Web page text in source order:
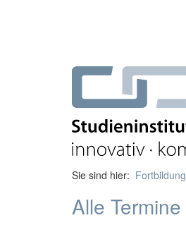
Sie sind hier: Fortbildung
Alle Termine